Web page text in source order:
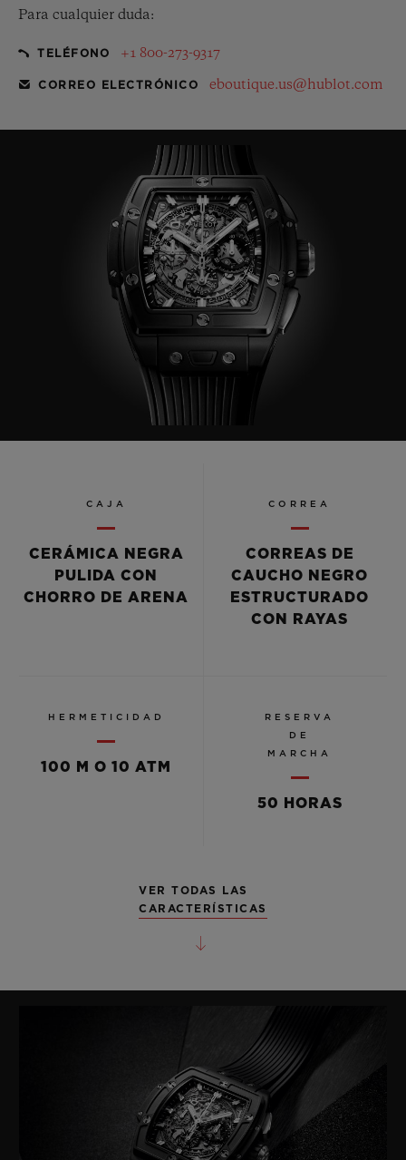
Para cualquier duda:
TELÉFONO +1 800-273-9317
CORREO ELECTRÓNICO eboutique.us@hublot.com
CAJA
CERÁMICA NEGRA
PULIDA CON
CHORRO DE ARENA
CORREA
CORREAS DE
CAUCHO NEGRO
ESTRUCTURADO
CON RAYAS
HERMETICIDAD
100 M O 10 ATM
RESERVA
DE
MARCHA
50 HORAS
VER TODAS LAS
CARACTERÍSTICAS